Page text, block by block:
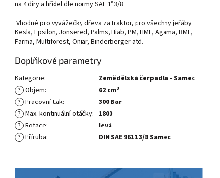
na 4 díry a hřídel dle normy SAE 1”3/8
Vhodné pro vyvážečky dřeva za traktor, pro všechny jeřáby
Kesla, Epsilon, Jonsered, Palms, Hiab, PM, HMF, Agama, BMF,
Farma, Multiforest, Oniar, Binderberger atd.
Doplňkové parametry
Kategorie:
Zemědělská čerpadla - Samec
? Objem:
62 cm³
? Pracovní tlak:
300 Bar
? Max. kontinuální otáčky: 1800
? Rotace:
levá
? Příruba: DIN SAE 9611 3/8 Samec